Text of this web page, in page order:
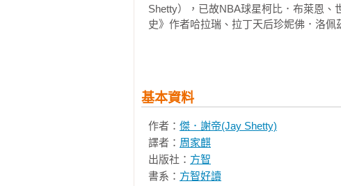
Shetty），已故NBA球星柯比．布萊恩
史》作者哈拉瑞、拉丁天后珍妮佛．洛
其觀點引起許多企業共鳴，Google、
個國家。
更多資訊請參考：JayShetty.me
基本資料
作者： 傑．謝帝(Jay Shetty)
譯者： 周家麒
出版社： 方智
書系： 方智好讀